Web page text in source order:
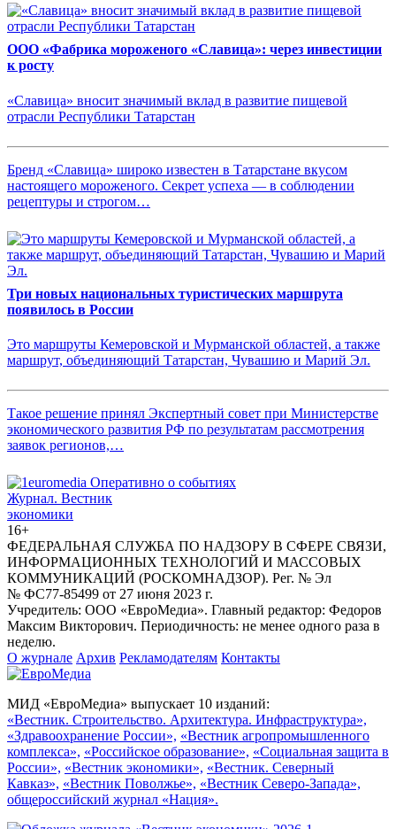
ООО «Фабрика мороженого «Славица»: через инвестиции
к росту
«Славица» вносит значимый вклад в развитие пищевой
отрасли Республики Татарстан
Бренд «Славица» широко известен в Татарстане вкусом
настоящего мороженого. Секрет успеха — в соблюдении
рецептуры и строгом…
Три новых национальных туристических маршрута
появилось в России
Это маршруты Кемеровской и Мурманской областей, а также
маршрут, объединяющий Татарстан, Чувашию и Марий Эл.
Такое решение принял Экспертный совет при Министерстве
экономического развития РФ по результатам рассмотрения
заявок регионов,…
Журнал. Вестник
экономики
16+
ФЕДЕРАЛЬНАЯ СЛУЖБА ПО НАДЗОРУ В СФЕРЕ СВЯЗИ,
ИНФОРМАЦИОННЫХ ТЕХНОЛОГИЙ И МАССОВЫХ
КОММУНИКАЦИЙ (РОСКОМНАДЗОР). Рег. № Эл
№ ФС77-85499 от 27 июня 2023 г.
Учредитель: ООО «ЕвроМедиа». Главный редактор: Федоров
Максим Викторович. Периодичность: не менее одного раза в
неделю.
О журнале Архив Рекламодателям Контакты
МИД «ЕвроМедиа» выпускает 10 изданий:
«Вестник. Строительство. Архитектура. Инфраструктура»,
«Здравоохранение России», «Вестник агропромышленного
комплекса», «Российское образование», «Социальная защита в
России», «Вестник экономики», «Вестник. Северный
Кавказ», «Вестник Поволжье», «Вестник Северо-Запада»,
общероссийский журнал «Нация».